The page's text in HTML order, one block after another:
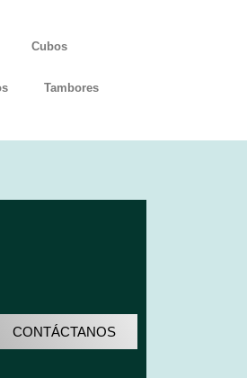
Cubos
Tambores
CONTÁCTANOS